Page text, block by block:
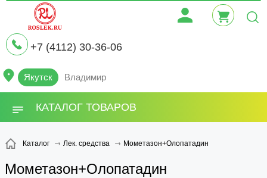
+7 (4112) 30-36-06
Якутск Владимир
КАТАЛОГ ТОВАРОВ
Каталог Лек. средства Мометазон+Олопатадин
Мометазон+Олопатадин